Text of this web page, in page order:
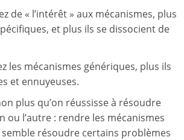
de « l’intérêt » aux mécanismes, plus
et plus ils se dissocient de
les mécanismes génériques, plus ils
et ennuyeuses.
plus qu’on réussisse à résoudre
ou l’autre : rendre les mécanismes
résoudre certains problèmes